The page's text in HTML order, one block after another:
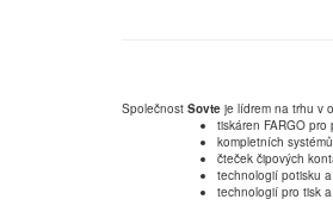
Společnost Sovte je lídrem na trhu v
tiskáren FARGO
kompletních
čteček čipových
technologií potisku
technologií pro tisk